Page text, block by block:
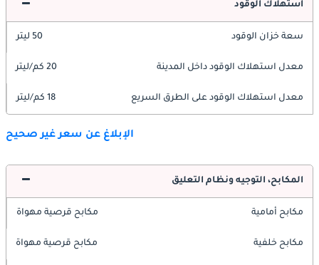
استهلاك الوقود
سعة خزان الوقود 50 ليتر
معدل استهلاك الوقود داخل المدينة 20 كم/ليتر
معدل استهلاك الوقود على الطرق السريع 18 كم/ليتر
الإبلاغ عن سعر غير صحيح
المكابح، التوجيه ونظام التعليق
مكابح أمامية مكابح قرصية مهواة
مكابح خلفية مكابح قرصية مهواة